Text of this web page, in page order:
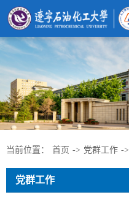
当前位置： 首页 -> 党群工作 ->
党群工作